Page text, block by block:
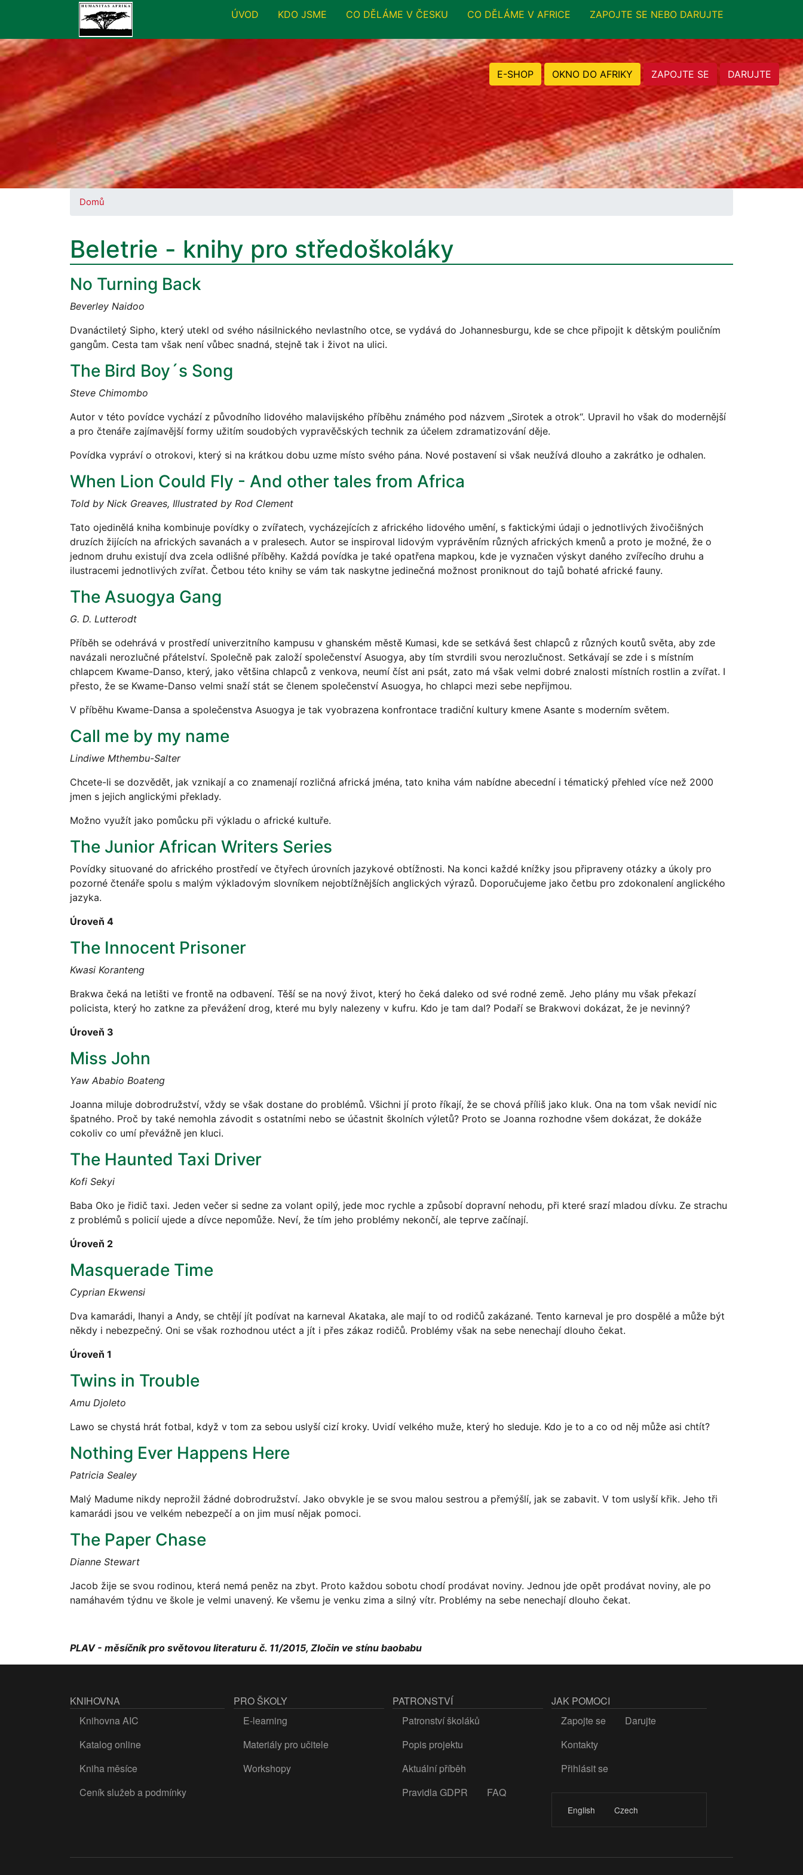
ÚVOD KDO JSME CO DĚLÁME V ČESKU CO DĚLÁME V AFRICE ZAPOJTE SE NEBO DARUJTE
E-SHOP OKNO DO AFRIKY ZAPOJTE SE DARUJTE
Domů
Beletrie - knihy pro středoškoláky
No Turning Back
Beverley Naidoo
Dvanáctiletý Sipho, který utekl od svého násilnického nevlastního otce, se vydává do Johannesburgu, kde se chce připojit k dětským pouličním
gangům. Cesta tam však není vůbec snadná, stejně tak i život na ulici.
The Bird Boy´s Song
Steve Chimombo
Autor v této povídce vychází z původního lidového malavijského příběhu známého pod názvem „Sirotek a otrok“. Upravil ho však do modernější
a pro čtenáře zajímavější formy užitím soudobých vypravěčských technik za účelem zdramatizování děje.
Povídka vypráví o otrokovi, který si na krátkou dobu uzme místo svého pána. Nové postavení si však neužívá dlouho a zakrátko je odhalen.
When Lion Could Fly - And other tales from Africa
Told by Nick Greaves, Illustrated by Rod Clement
Tato ojedinělá kniha kombinuje povídky o zvířatech, vycházejících z afrického lidového umění, s faktickými údaji o jednotlivých živočišných
druzích žijících na afrických savanách a v pralesech. Autor se inspiroval lidovým vyprávěním různých afrických kmenů a proto je možné, že o
jednom druhu existují dva zcela odlišné příběhy. Každá povídka je také opatřena mapkou, kde je vyznačen výskyt daného zvířecího druhu a
ilustracemi jednotlivých zvířat. Četbou této knihy se vám tak naskytne jedinečná možnost proniknout do tajů bohaté africké fauny.
The Asuogya Gang
G. D. Lutterodt
Příběh se odehrává v prostředí univerzitního kampusu v ghanském městě Kumasi, kde se setkává šest chlapců z různých koutů světa, aby zde
navázali nerozlučné přátelství. Společně pak založí společenství Asuogya, aby tím stvrdili svou nerozlučnost. Setkávají se zde i s místním
chlapcem Kwame-Danso, který, jako většina chlapců z venkova, neumí číst ani psát, zato má však velmi dobré znalosti místních rostlin a zvířat. I
přesto, že se Kwame-Danso velmi snaží stát se členem společenství Asuogya, ho chlapci mezi sebe nepřijmou.
V příběhu Kwame-Dansa a společenstva Asuogya je tak vyobrazena konfrontace tradiční kultury kmene Asante s moderním světem.
Call me by my name
Lindiwe Mthembu-Salter
Chcete-li se dozvědět, jak vznikají a co znamenají rozličná africká jména, tato kniha vám nabídne abecední i tématický přehled více než 2000
jmen s jejich anglickými překlady.
Možno využít jako pomůcku při výkladu o africké kultuře.
The Junior African Writers Series
Povídky situované do afrického prostředí ve čtyřech úrovních jazykové obtížnosti. Na konci každé knížky jsou připraveny otázky a úkoly pro
pozorné čtenáře spolu s malým výkladovým slovníkem nejobtížnějších anglických výrazů. Doporučujeme jako četbu pro zdokonalení anglického
jazyka.
Úroveň 4
The Innocent Prisoner
Kwasi Koranteng
Brakwa čeká na letišti ve frontě na odbavení. Těší se na nový život, který ho čeká daleko od své rodné země. Jeho plány mu však překazí
policista, který ho zatkne za převážení drog, které mu byly nalezeny v kufru. Kdo je tam dal? Podaří se Brakwovi dokázat, že je nevinný?
Úroveň 3
Miss John
Yaw Ababio Boateng
Joanna miluje dobrodružství, vždy se však dostane do problémů. Všichni jí proto říkají, že se chová příliš jako kluk. Ona na tom však nevidí nic
špatného. Proč by také nemohla závodit s ostatními nebo se účastnit školních výletů? Proto se Joanna rozhodne všem dokázat, že dokáže
cokoliv co umí převážně jen kluci.
The Haunted Taxi Driver
Kofi Sekyi
Baba Oko je řidič taxi. Jeden večer si sedne za volant opilý, jede moc rychle a způsobí dopravní nehodu, při které srazí mladou dívku. Ze strachu
z problémů s policií ujede a dívce nepomůže. Neví, že tím jeho problémy nekončí, ale teprve začínají.
Úroveň 2
Masquerade Time
Cyprian Ekwensi
Dva kamarádi, Ihanyi a Andy, se chtějí jít podívat na karneval Akataka, ale mají to od rodičů zakázané. Tento karneval je pro dospělé a může být
někdy i nebezpečný. Oni se však rozhodnou utéct a jít i přes zákaz rodičů. Problémy však na sebe nenechají dlouho čekat.
Úroveň 1
Twins in Trouble
Amu Djoleto
Lawo se chystá hrát fotbal, když v tom za sebou uslyší cizí kroky. Uvidí velkého muže, který ho sleduje. Kdo je to a co od něj může asi chtít?
Nothing Ever Happens Here
Patricia Sealey
Malý Madume nikdy neprožil žádné dobrodružství. Jako obvykle je se svou malou sestrou a přemýšlí, jak se zabavit. V tom uslyší křik. Jeho tři
kamarádi jsou ve velkém nebezpečí a on jim musí nějak pomoci.
The Paper Chase
Dianne Stewart
Jacob žije se svou rodinou, která nemá peněz na zbyt. Proto každou sobotu chodí prodávat noviny. Jednou jde opět prodávat noviny, ale po
namáhavém týdnu ve škole je velmi unavený. Ke všemu je venku zima a silný vítr. Problémy na sebe nenechají dlouho čekat.
PLAV - měsíčník pro světovou literaturu č. 11/2015, Zločin ve stínu baobabu
KNIHOVNA
Knihovna AIC
Katalog online
Kniha měsíce
Ceník služeb a podmínky
PRO ŠKOLY
E-learning
Materiály pro učitele
Workshopy
PATRONSTVÍ
Patronství školáků
Popis projektu
Aktuální příběh
Pravidla GDPR
FAQ
JAK POMOCI
Zapojte se
Darujte
Kontakty
LOGIN
Přihlásit se
English Czech